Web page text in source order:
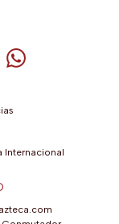
abre en una
(se abre en una
(se abre en
YouTube (se abre
de Telegram (se
Cuenta de
Cuenta de
Internacional